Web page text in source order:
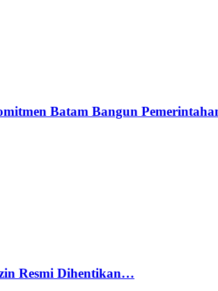
Batam Bangun
Resmi Dihentikan…